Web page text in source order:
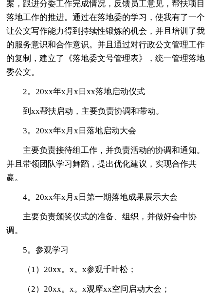
案，跟进分委工作完成情况，反馈员工意见，帮扶项目
落地工作的推进。通过在落地委的学习，使我有了一个
让公文写作能力得到持续性锻炼的机会，并且培训了我
的服务意识和合作意识。并且通过对行政公文管理工作
的复制，建立了《落地委文号管理表》，统一管理落地
委公文。
2。20xx年x月x日xx落地启动仪式
到xx帮扶启动，主要负责协调和带动。
3。20xx年x月x日落地启动大会
主要负责接待组工作，并负责活动的协调和通知。
并且带领团队学习舞蹈，提出优化建议，实现合作共
赢。
4。20xx年x月x日第一期落地成果展示大会
主要负责颁奖仪式的准备、组织，并做好会中协
调。
5。参观学习
（1）20xx。x。x参观千叶松；
（2）20xx。x。x观摩xx空间启动大会；